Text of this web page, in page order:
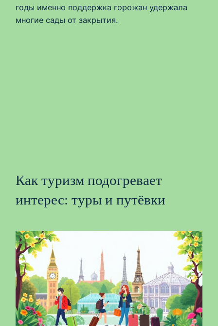
годы именно поддержка горожан удержала
многие сады от закрытия.
Как туризм подогревает
интерес: туры и путёвки